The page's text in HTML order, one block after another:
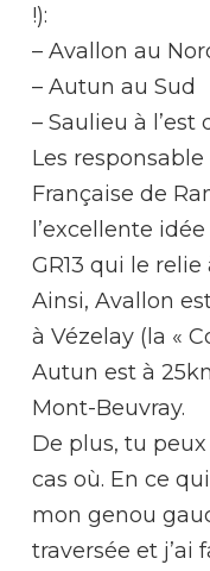
!):
– Avallon au
– Autun au Sud
– Saulieu à
Les
Française de
l’excellente
GR13 qui le
Ainsi, Avallon
à Vézelay (la «
Autun est à
Mont-Beuvray.
De plus, tu
cas où. En ce
mon genou
traversée et j’ai